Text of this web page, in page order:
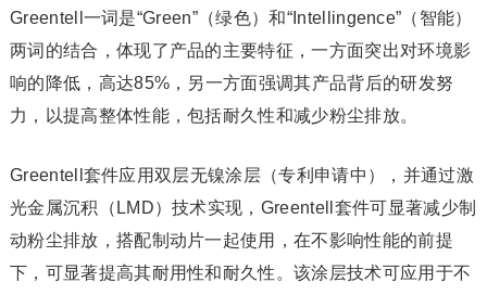
Greentell一词是“Green”（绿色）和“Intellingence”（智能）
两词的结合，体现了产品的主要特征，一方面突出对环境影
响的降低，高达85%，另一方面强调其产品背后的研发努
力，以提高整体性能，包括耐久性和减少粉尘排放。
Greentell套件应用双层无镍涂层（专利申请中），并通过激
光金属沉积（LMD）技术实现，Greentell套件可显著减少制
动粉尘排放，搭配制动片一起使用，在不影响性能的前提
下，可显著提高其耐用性和耐久性。该涂层技术可应用于不